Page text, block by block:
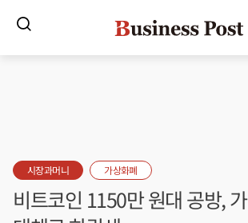
시장과머니 가상화폐
비트코인 1150만 원대 공방,